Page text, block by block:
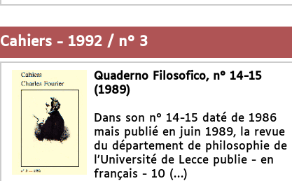
Cahiers - 1992 / n° 3
Quaderno Filosofico, n° 14-15
(1989)
Dans son n° 14-15 daté de 1986
mais publié en juin 1989, la revue
du département de philosophie de
l’Université de Lecce publie - en
français - 10 (…)